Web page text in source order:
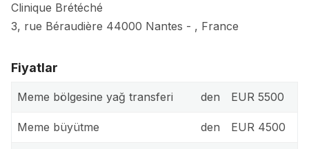
Clinique Brétéché
3, rue Béraudière 44000 Nantes - , France
Fiyatlar
Meme bölgesine yağ transferi den EUR 5500
Meme büyütme den EUR 4500